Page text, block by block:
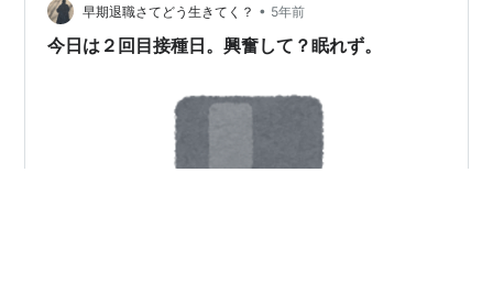
なし ・花粉症 いろいろな植物の花粉がダメ View39って
いう代表的なアレルギー検査の樹木・草は全部ダメでし
早期退職さてどう生きてく？ • 5年前
今日は２回目接種日。興奮して？眠れず。